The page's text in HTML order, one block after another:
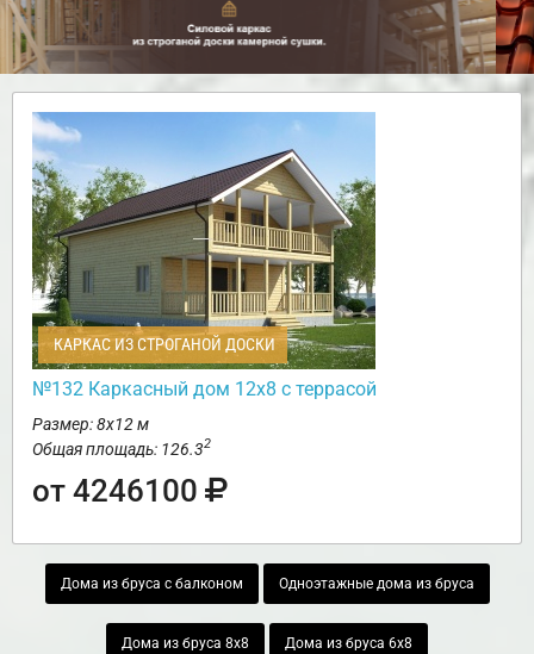
КАРКАС ИЗ СТРОГАНОЙ ДОСКИ
№132 Каркасный дом 12х8 с террасой
Размер: 8х12 м
Общая площадь: 126.32
от 4246100
Дома из бруса с балконом Одноэтажные дома из бруса
Дома из бруса 8х8 Дома из бруса 6х8